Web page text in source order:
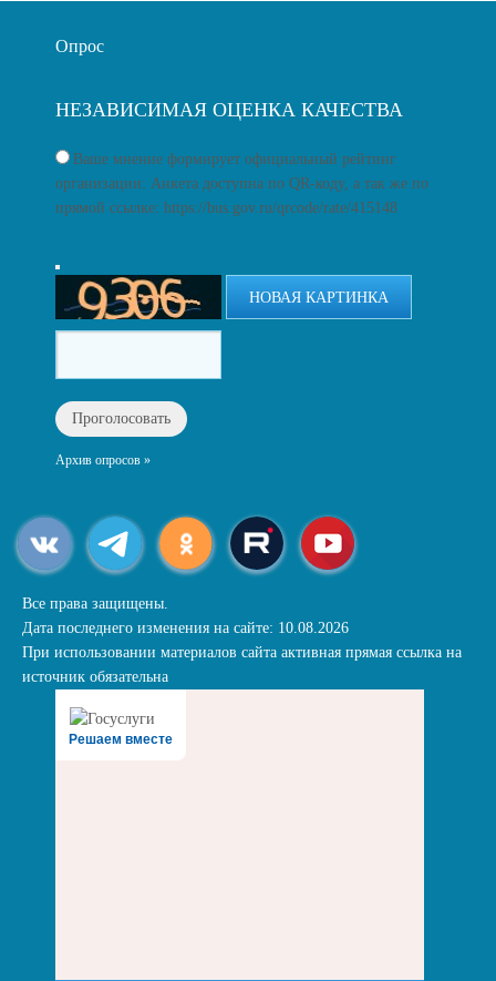
Опрос
НЕЗАВИСИМАЯ ОЦЕНКА КАЧЕСТВА
Ваше мнение формирует официальный рейтинг
организации: Анкета доступна по QR-коду, а так же по
прямой ссылке: https://bus.gov.ru/qrcode/rate/415148
НОВАЯ КАРТИНКА
Архив опросов »
Все права защищены.
Дата последнего изменения на сайте: 10.08.2026
При использовании материалов сайта активная прямая ссылка на
источник обязательна
Решаем вместе